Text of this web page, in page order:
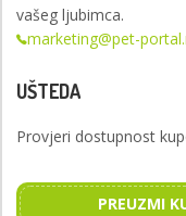
vašeg ljubimca.
marketing@pet-
UŠTEDA
Provjeri dostupnost
PREUZMI